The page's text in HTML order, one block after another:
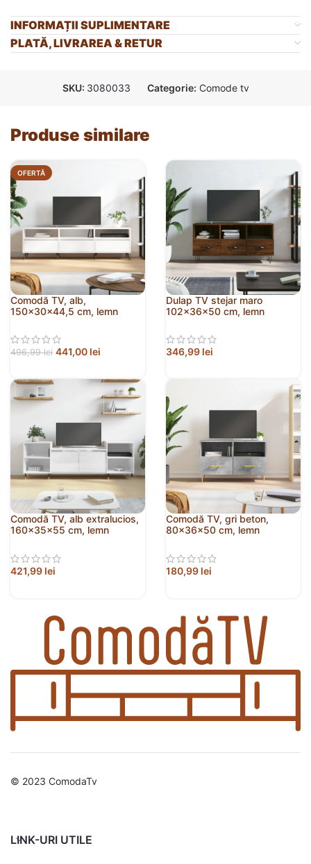
INFORMAȚII SUPLIMENTARE
PLATĂ, LIVRAREA & RETUR
SKU: 3080033 Categorie: Comode tv
Produse similare
OFERTĂ
Comodă TV, alb,
150x30x44,5 cm, lemn
496,99lei 441,00 lei
Dulap TV stejar maro
102x36x50 cm, lemn
346,99 lei
Comodă TV, alb extralucios,
160x35x55 cm, lemn
421,99 lei
Comodă TV, gri beton,
80x36x50 cm, lemn
180,99 lei
© 2023 ComodaTv
LINK-URI UTILE